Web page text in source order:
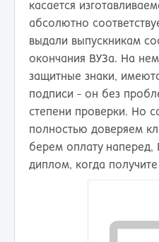
касается
абсолютно
выдали выпускникам
окончания ВУЗа. На
защитные знаки,
подписи - он без
степени проверки. Но
полностью доверяем
берем оплату наперед,
диплом, когда получите